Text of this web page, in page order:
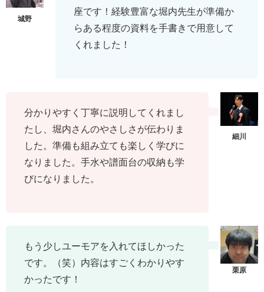
座です！経験豊富な堀内先生が準備か
らある程度の資料を手書きで用意して
くれました！
分かりやすく丁寧に説明してくれまし
たし、堀内さんのやさしさが伝わりま
した。準備も組み立ても楽しく学びに
なりました。手水や譜面台の収納も学
びになりました。
もう少しユーモアを入れてほしかった
です。（笑）内容はすごくわかりやす
かったです！